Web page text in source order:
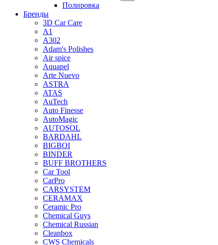
Полировка
Бренды
3D Car Care
A1
A302
Adam's Polishes
Air spice
Aquapel
Arte Nuevo
ASTRA
ATAS
AuTech
Auto Finesse
AutoMagic
AUTOSOL
BARDAHL
BIGBOI
BINDER
BUFF BROTHERS
Car Tool
CarPro
CARSYSTEM
CERAMAX
Ceramic Pro
Chemical Guys
Chemical Russian
Cleanbox
CWS Chemicals